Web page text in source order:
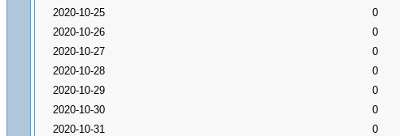
2020-10-25
0
2020-10-26
0
2020-10-27
0
2020-10-28
0
2020-10-29
0
2020-10-30
0
2020-10-31
0